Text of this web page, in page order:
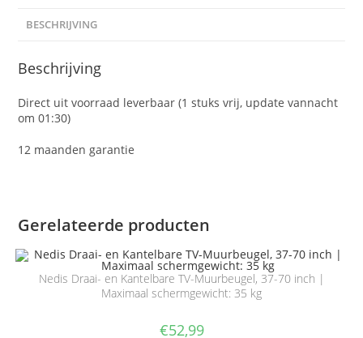
BESCHRIJVING
Beschrijving
Direct uit voorraad leverbaar (1 stuks vrij, update vannacht
om 01:30)
12 maanden garantie
Gerelateerde producten
Nedis Draai- en Kantelbare TV-Muurbeugel, 37-70 inch |
Maximaal schermgewicht: 35 kg
€52,99